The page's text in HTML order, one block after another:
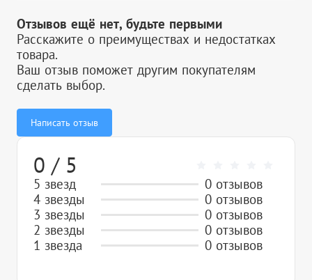
Отзывов ещё нет, будьте первыми
Расскажите о преимуществах и недостатках
товара.
Ваш отзыв поможет другим покупателям
сделать выбор.
Написать отзыв
0 / 5
5 звезд
0 отзывов
4 звезды
0 отзывов
3 звезды
0 отзывов
2 звезды
0 отзывов
1 звезда
0 отзывов